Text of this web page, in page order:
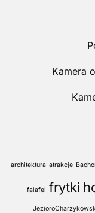
Kamera
architektura atrakcje
falafel frytki